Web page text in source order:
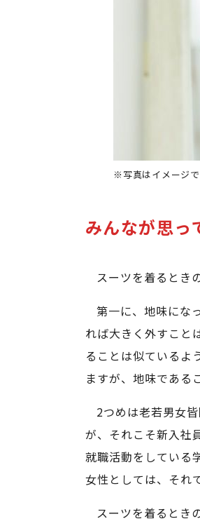
※写真はイメージ
みんなが思っ
スーツを着るとき
第一に、地味にな
れば大きく外すこと
ることは似ているよ
ますが、地味である
2つめは老若男女
が、それこそ新入社
就職活動をしている
女性としては、それ
スーツを着るとき